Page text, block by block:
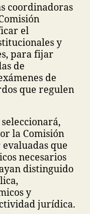
coordinadoras
el
y
para fijar
de
de
que regulen
la Comisión
que
necesarios
distinguido
y
jurídica.